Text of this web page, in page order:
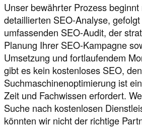
Unser bewährter Prozess
detaillierten SEO-Analyse,
umfassenden SEO-Audit, der
Planung Ihrer SEO-Kampagne
Umsetzung und fortlaufendem
gibt es kein kostenloses SEO,
Suchmaschinenoptimierung ist
Zeit und Fachwissen erfordert.
Suche nach kostenlosen
könnten wir nicht der richtige